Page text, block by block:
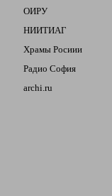
ОИРУ
НИИТИАГ
Храмы Росиии
Радио София
archi.ru